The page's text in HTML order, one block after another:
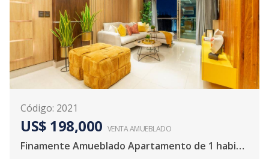
Código: 2021
US$ 198,000 VENTA AMUEBLADO
Finamente Amueblado Apartamento de 1 habitació